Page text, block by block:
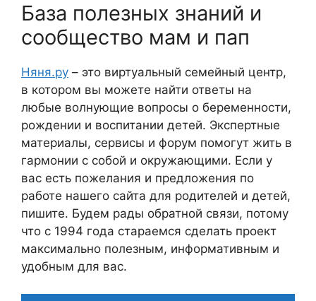
База полезных знаний и
сообщество мам и пап
Няня.ру – это виртуальный семейный центр,
в котором вы можете найти ответы на
любые волнующие вопросы о беременности,
рождении и воспитании детей. Экспертные
материалы, сервисы и форум помогут жить в
гармонии с собой и окружающими. Если у
вас есть пожелания и предложения по
работе нашего сайта для родителей и детей,
пишите. Будем рады обратной связи, потому
что c 1994 года стараемся сделать проект
максимально полезным, информативным и
удобным для вас.